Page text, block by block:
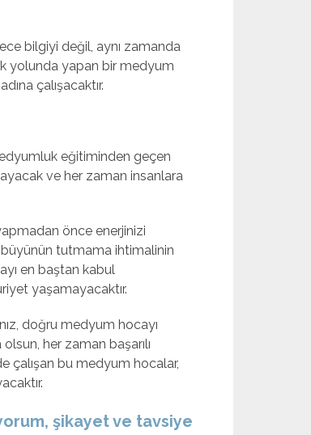
bilgiyi değil, aynı zamanda
yolunda yapan bir medyum
çalışacaktır.
eğitiminden geçen
ve her zaman insanlara
önce enerjinizi
tutmama ihtimalinin
en baştan kabul
yaşamayacaktır.
doğru medyum hocayı
her zaman başarılı
çalışan bu medyum hocalar,
şikayet ve tavsiye